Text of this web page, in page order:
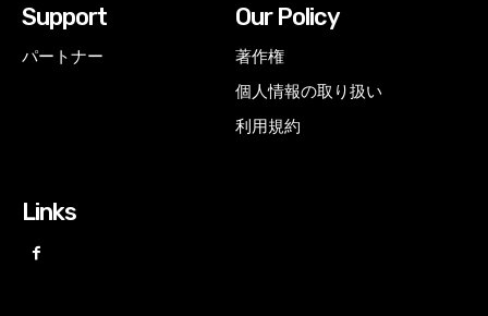
Support
パートナー
Our Policy
著作権
個人情報の取り扱い
利用規約
Links